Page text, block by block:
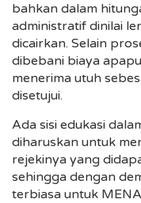
bahkan dalam
administratif dinilai
dicairkan. Selain
dibebani biaya
menerima utuh
disetujui.
Ada sisi edukasi
diharuskan untuk
rejekinya yang
sehingga dengan
terbiasa untuk